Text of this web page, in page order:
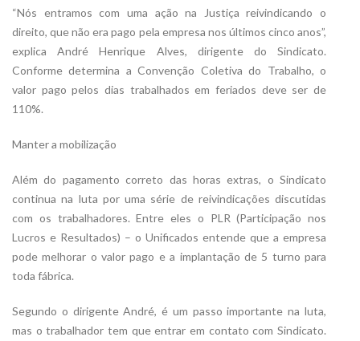
“Nós entramos com uma ação na Justiça reivindicando o
direito, que não era pago pela empresa nos últimos cinco anos”,
explica André Henrique Alves, dirigente do Sindicato.
Conforme determina a Convenção Coletiva do Trabalho, o
valor pago pelos dias trabalhados em feriados deve ser de
110%.
Manter a mobilização
Além do pagamento correto das horas extras, o Sindicato
continua na luta por uma série de reivindicações discutidas
com os trabalhadores. Entre eles o PLR (Participação nos
Lucros e Resultados) – o Unificados entende que a empresa
pode melhorar o valor pago e a implantação de 5 turno para
toda fábrica.
Segundo o dirigente André, é um passo importante na luta,
mas o trabalhador tem que entrar em contato com Sindicato.